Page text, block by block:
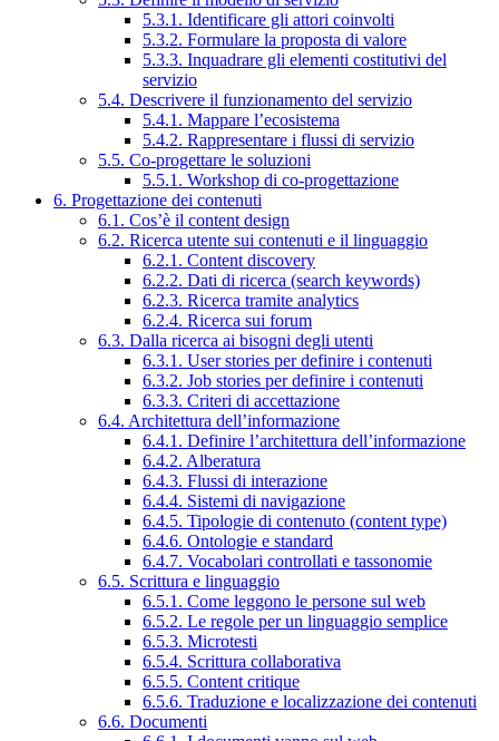
5.3.1. Identificare gli attori coinvolti
5.3.2. Formulare la proposta di valore
5.3.3. Inquadrare gli elementi costitutivi del
servizio
5.4. Descrivere il funzionamento del servizio
5.4.1. Mappare l’ecosistema
5.4.2. Rappresentare i flussi di servizio
5.5. Co-progettare le soluzioni
5.5.1. Workshop di co-progettazione
6. Progettazione dei contenuti
6.1. Cos’è il content design
6.2. Ricerca utente sui contenuti e il linguaggio
6.2.1. Content discovery
6.2.2. Dati di ricerca (search keywords)
6.2.3. Ricerca tramite analytics
6.2.4. Ricerca sui forum
6.3. Dalla ricerca ai bisogni degli utenti
6.3.1. User stories per definire i contenuti
6.3.2. Job stories per definire i contenuti
6.3.3. Criteri di accettazione
6.4. Architettura dell’informazione
6.4.1. Definire l’architettura dell’informazione
6.4.2. Alberatura
6.4.3. Flussi di interazione
6.4.4. Sistemi di navigazione
6.4.5. Tipologie di contenuto (content type)
6.4.6. Ontologie e standard
6.4.7. Vocabolari controllati e tassonomie
6.5. Scrittura e linguaggio
6.5.1. Come leggono le persone sul web
6.5.2. Le regole per un linguaggio semplice
6.5.3. Microtesti
6.5.4. Scrittura collaborativa
6.5.5. Content critique
6.5.6. Traduzione e localizzazione dei contenuti
6.6. Documenti